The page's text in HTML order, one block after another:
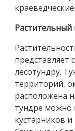
представляет
лесотундру.
территорий,
расположена
тундре можно
кустарников